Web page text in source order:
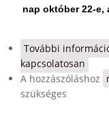
nap október 22-
További
kapcsolatosan
A hozzászóláshoz
szükséges